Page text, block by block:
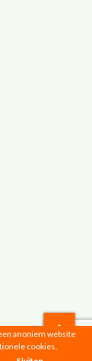
anoniem website
cookies,